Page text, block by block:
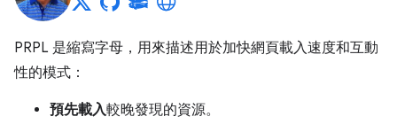
PRPL 是縮寫字母，用來描述用於加快網頁載入速度和互動
性的模式：
預先載入較晚發現的資源。